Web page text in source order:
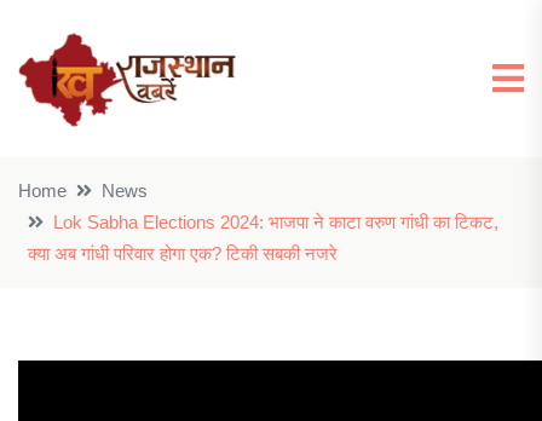
Home
News
Lok Sabha Elections 2024: भाजपा ने काटा वरुण गांधी का टिकट,
क्या अब गांधी परिवार होगा एक? टिकी सबकी नजरे